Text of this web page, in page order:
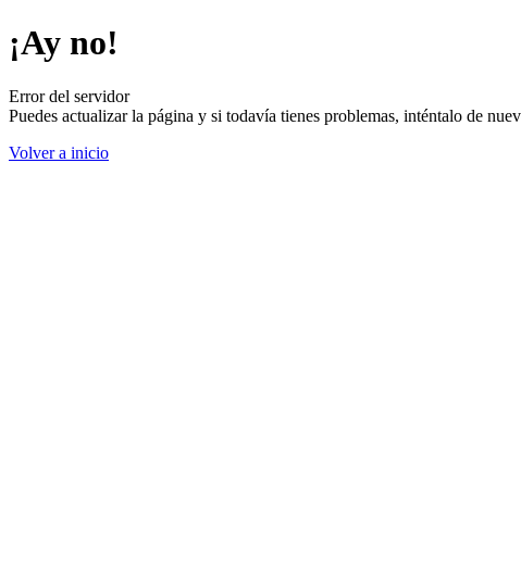
¡Ay no!
Error del servidor
Puedes actualizar la página y si todavía tienes problemas, inténtalo de
Volver a inicio